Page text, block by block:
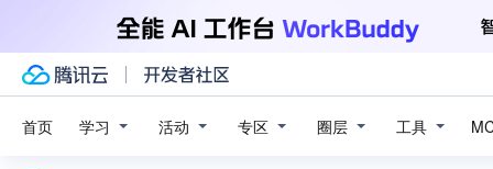
首页 学习 活动 专区 圈层 工具